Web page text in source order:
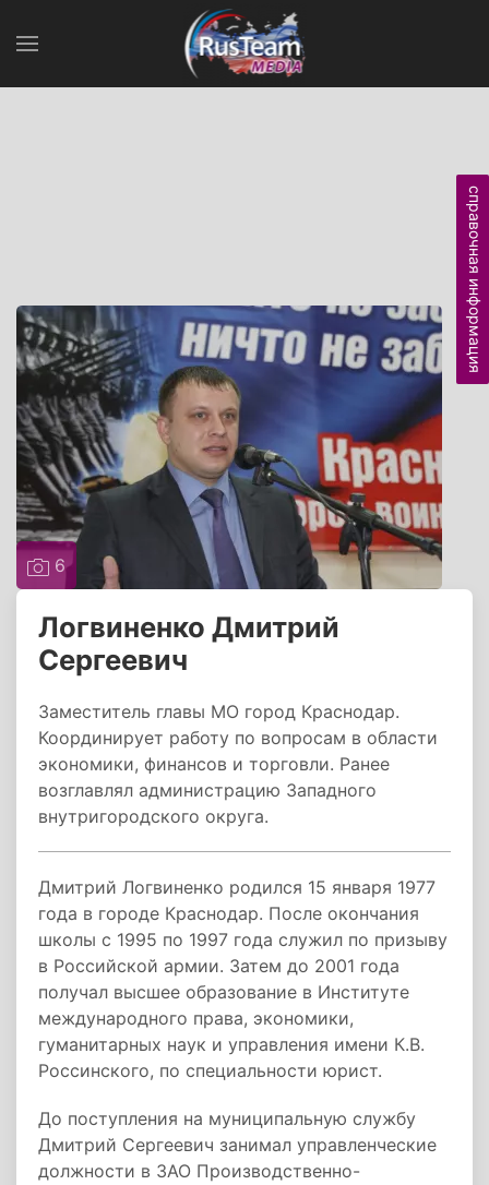
6
Логвиненко Дмитрий
Сергеевич
Заместитель главы МО город Краснодар.
Координирует работу по вопросам в области
экономики, финансов и торговли. Ранее
возглавлял администрацию Западного
внутригородского округа.
Дмитрий Логвиненко родился 15 января 1977
года в городе Краснодар. После окончания
школы с 1995 по 1997 года служил по призыву
в Российской армии. Затем до 2001 года
получал высшее образование в Институте
международного права, экономики,
гуманитарных наук и управления имени К.В.
Россинского, по специальности юрист.
До поступления на муниципальную службу
Дмитрий Сергеевич занимал управленческие
должности в ЗАО Производственно-
справочная информация